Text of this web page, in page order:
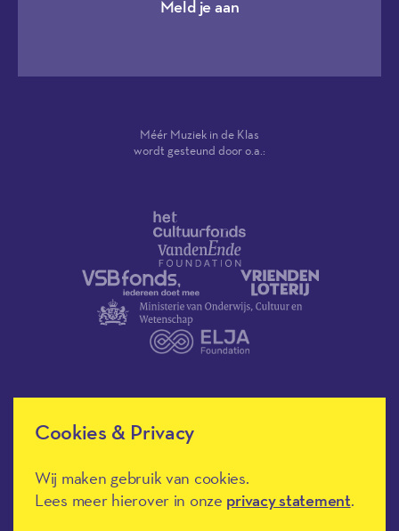
Cookies & Privacy
Wij maken gebruik van cookies.
Lees meer hierover in onze privacy statement.
Meld je aan
Méér Muziek in de Klas
wordt gesteund door o.a.:
Méér Muziek in de Klas heeft de
culturele ANBI-status en is een